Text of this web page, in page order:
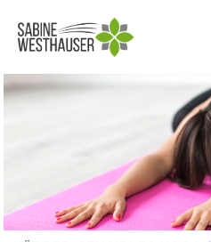
Zum
springen